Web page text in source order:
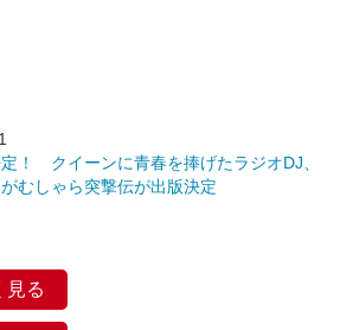
！ クイーンに青春を捧げたラジオDJ、
むしゃら突撃伝が出版決定
見る